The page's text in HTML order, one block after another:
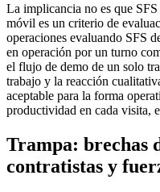
La implicancia no es que
móvil es un criterio de
operaciones evaluando SFS
en operación por un turno
el flujo de demo de un solo
trabajo y la reacción
aceptable para la forma
productividad en cada visita,
Trampa: brechas
contratistas y